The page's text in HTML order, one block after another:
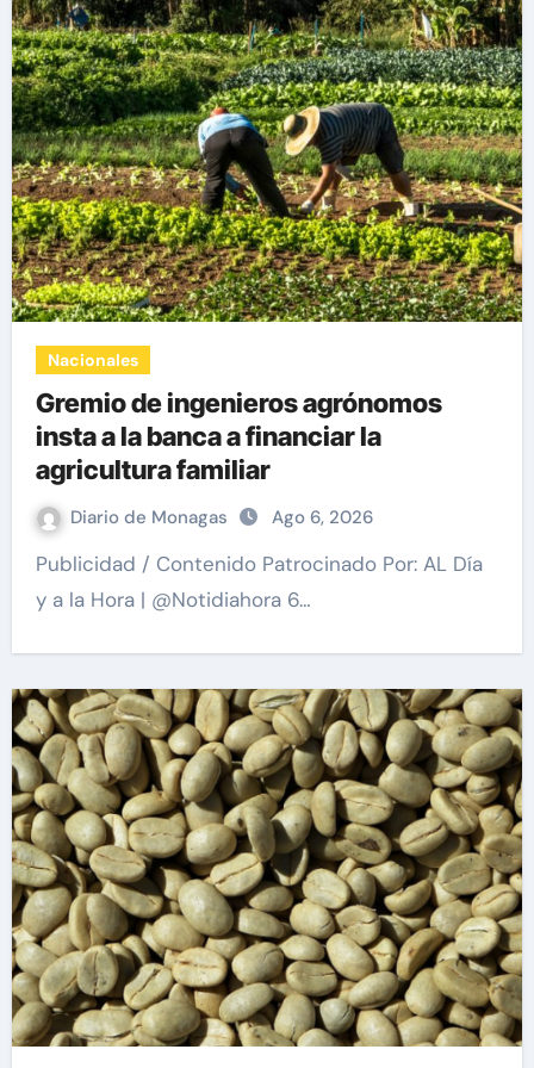
Nacionales
Gremio de ingenieros agrónomos
insta a la banca a financiar la
agricultura familiar
Diario de Monagas Ago 6, 2026
Publicidad / Contenido Patrocinado Por: AL Día
y a la Hora | @Notidiahora 6…